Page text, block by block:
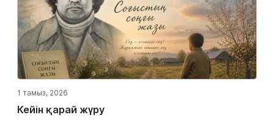
1 тамыз, 2026
Кейін қарай жүру